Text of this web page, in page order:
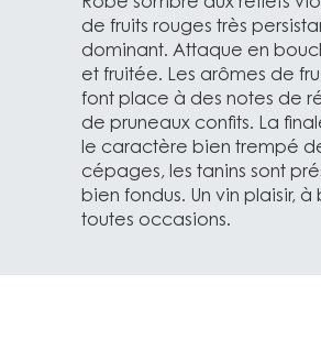
de fruits rouges très
dominant. Attaque en
et fruitée. Les arômes de
font place à des notes de
de pruneaux confits. La
le caractère bien trempé
cépages, les tanins sont
bien fondus. Un vin plaisir, à
toutes occasions.